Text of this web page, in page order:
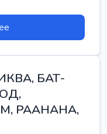
БАТ-
РААНАНА,